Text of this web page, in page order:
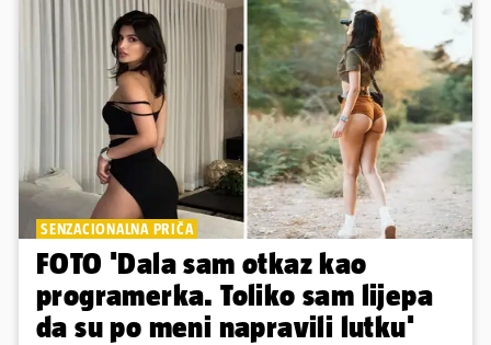
SENZACIONALNA PRIČA
FOTO 'Dala sam otkaz kao
programerka. Toliko sam lijepa
da su po meni napravili lutku'